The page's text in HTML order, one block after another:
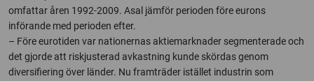
omfattar åren 1992-2009. Asal jämför perioden före eurons
införande med perioden efter.
– Före eurotiden var nationernas aktiemarknader segmenterade och
det gjorde att riskjusterad avkastning kunde skördas genom
diversifiering över länder. Nu framträder istället industrin som